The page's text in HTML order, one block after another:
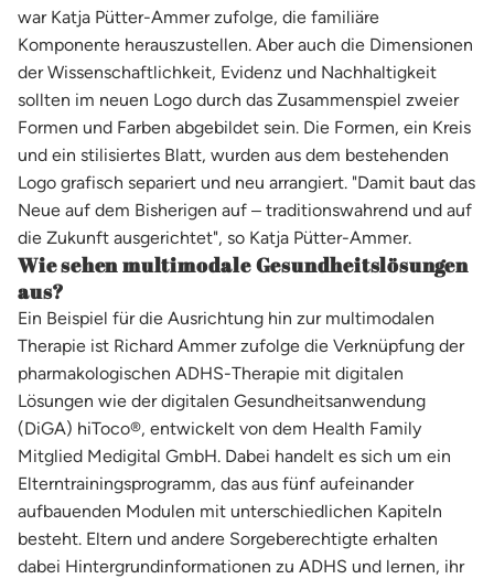
war Katja Pütter-Ammer zufolge, die familiäre
Komponente herauszustellen. Aber auch die Dimensionen
der Wissenschaftlichkeit, Evidenz und Nachhaltigkeit
sollten im neuen Logo durch das Zusammenspiel zweier
Formen und Farben abgebildet sein. Die Formen, ein Kreis
und ein stilisiertes Blatt, wurden aus dem bestehenden
Logo grafisch separiert und neu arrangiert. "Damit baut das
Neue auf dem Bisherigen auf ‒ traditionswahrend und auf
die Zukunft ausgerichtet", so Katja Pütter-Ammer.
Wie sehen multimodale Gesundheitslösungen
aus?
Ein Beispiel für die Ausrichtung hin zur multimodalen
Therapie ist Richard Ammer zufolge die Verknüpfung der
pharmakologischen ADHS-Therapie mit digitalen
Lösungen wie der digitalen Gesundheitsanwendung
(DiGA) hiToco®, entwickelt von dem Health Family
Mitglied Medigital GmbH. Dabei handelt es sich um ein
Elterntrainingsprogramm, das aus fünf aufeinander
aufbauenden Modulen mit unterschiedlichen Kapiteln
besteht. Eltern und andere Sorgeberechtigte erhalten
dabei Hintergrundinformationen zu ADHS und lernen, ihr